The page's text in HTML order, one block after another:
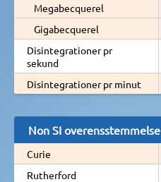
Megabecquerel
Gigabecquerel
Disintegrationer pr
sekund
Disintegrationer pr minut
Non SI overensstemmelse
Curie
Rutherford